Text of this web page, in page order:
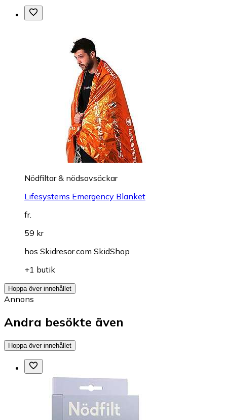
Nödfiltar & nödsovsäckar
Lifesystems Emergency Blanket
fr.
59 kr
hos Skidresor.com SkidShop
+1 butik
Hoppa över innehållet
Annons
Andra besökte även
Hoppa över innehållet